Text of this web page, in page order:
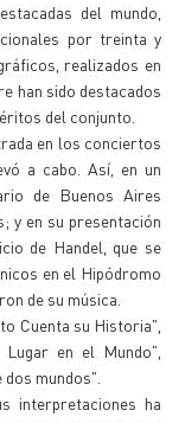
del mundo,
por treinta y
realizados en
han sido destacados
del conjunto.
en los conciertos
a cabo. Así, en un
de Buenos Aires
y en su presentación
de Handel, que se
en el Hipódromo
de su música.
Cuenta su Historia",
en el Mundo",
mundos".
interpretaciones ha